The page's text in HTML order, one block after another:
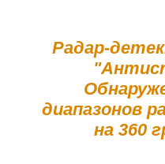
Радар-
диапазонов
на 360